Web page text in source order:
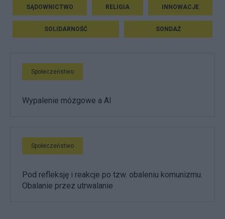
SĄDOWNICTWO RELIGIA INNOWACJE
SOLIDARNOŚĆ SONDAŻ
Społeczeństwo
Wypalenie mózgowe a AI
Społeczeństwo
Pod refleksję i reakcje po tzw. obaleniu komunizmu.
Obalanie przez utrwalanie